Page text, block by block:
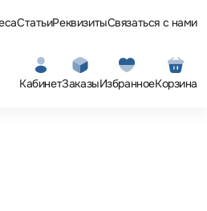
СтатьиРеквизитыСвязаться с нами
КабинетЗаказыИзбранноеКорзина